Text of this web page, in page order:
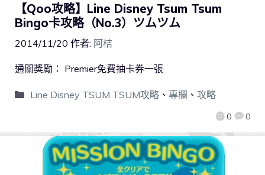
【Qoo攻略】Line Disney Tsum Tsum
Bingo卡攻略（No.3）ツムツム
2014/11/20 作者: 阿桔
0 0
通關獎勵： Premier免費抽卡券一張
Line Disney TSUM TSUM攻略、 專欄 、 攻略